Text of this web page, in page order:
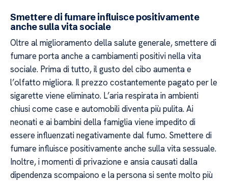
Smettere di fumare influisce positivamente
anche sulla vita sociale
Oltre al miglioramento della salute generale, smettere di
fumare porta anche a cambiamenti positivi nella vita
sociale. Prima di tutto, il gusto del cibo aumenta e
l’olfatto migliora. Il prezzo costantemente pagato per le
sigarette viene eliminato. L’aria respirata in ambienti
chiusi come case e automobili diventa più pulita. Ai
neonati e ai bambini della famiglia viene impedito di
essere influenzati negativamente dal fumo. Smettere di
fumare influisce positivamente anche sulla vita sessuale.
Inoltre, i momenti di privazione e ansia causati dalla
dipendenza scompaiono e la persona si sente molto più